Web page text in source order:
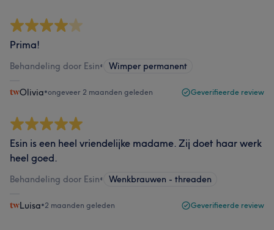
Prima!
Behandeling door Esin• Wimper permanent
Olivia•ongeveer 2 maanden geleden Geverifieerde review
Esin is een heel vriendelijke madame. Zij doet haar werk
heel goed.
Behandeling door Esin• Wenkbrauwen - threaden
Luisa•2 maanden geleden Geverifieerde review